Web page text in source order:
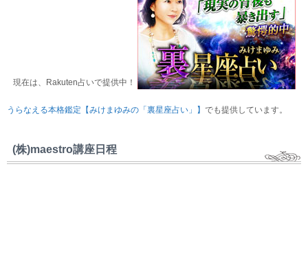
現在は、Rakuten占いで提供中！
うらなえる本格鑑定【みけまゆみの「裏星座占い」】 でも提供しています。
(株)maestro講座日程